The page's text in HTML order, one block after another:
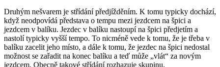
Druhým nešvarem je střídání předjížděním. K tomu typicky dochází,
když neodpovídá představa o tempu mezi jezdcem na špici a
jezdcem v balíku. Jezdec v balíku nastoupí na špici předjetím a
nastolí typicky vyšší tempo. To nicméně vede k tomu, že je třeba v
balíku zacelit jeho místo, a dále k tomu, že jezdec na špici nedostal
možnost se zařadit na konec balíku a teď může „vlát“ za novým
jezdcem. Obecně takové střídání rozhazuje skupinu.